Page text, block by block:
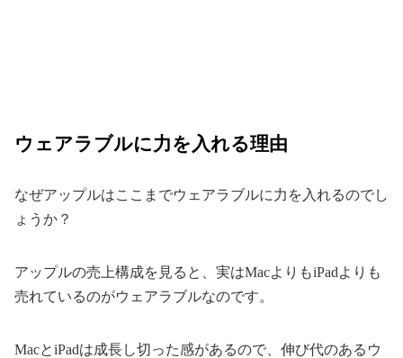
ウェアラブルに力を入れる理由
なぜアップルはここまでウェアラブルに力を入れるのでし
ょうか？
アップルの売上構成を見ると、実はMacよりもiPadよりも
売れているのがウェアラブルなのです。
MacとiPadは成長し切った感があるので、伸び代のあるウ